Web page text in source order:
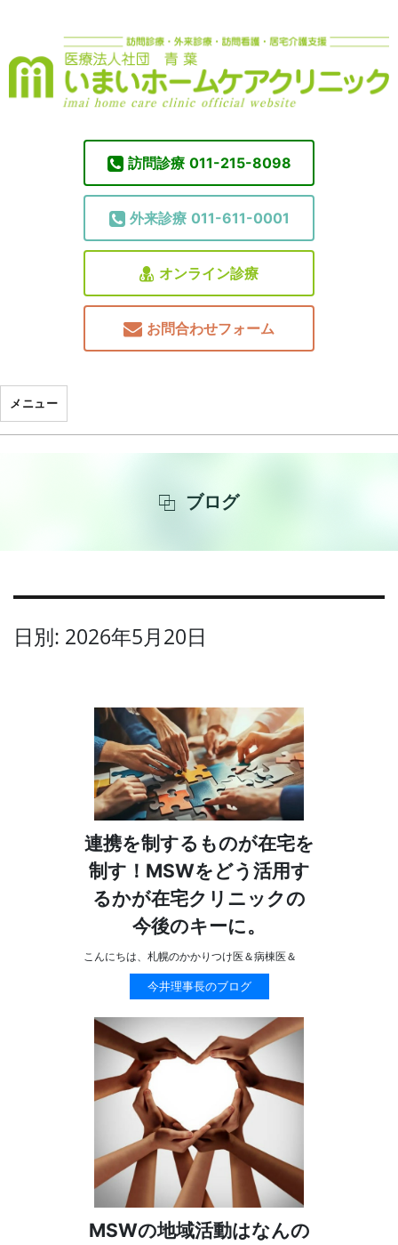
訪問診療 011-215-8098
外来診療 011-611-0001
オンライン診療
お問合わせフォーム
メニュー
ブログ
日別: 2026年5月20日
連携を制するものが在宅を
制す！MSWをどう活用す
るかが在宅クリニックの
今後のキーに。
こんにちは、札幌のかかりつけ医＆病棟医＆
今井理事長のブログ
MSWの地域活動はなんの